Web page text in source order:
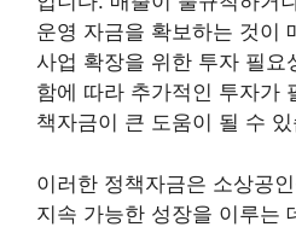
운영 자금을 확보하는 것이
사업 확장을 위한 투자 필요
함에 따라 추가적인 투자가
책자금이 큰 도움이 될 수
이러한 정책자금은 소상공
지속 가능한 성장을 이루는